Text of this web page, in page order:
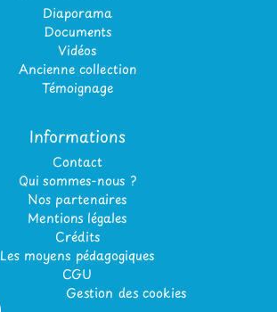
Diaporama
Documents
Vidéos
Ancienne collection
Témoignage
Informations
Contact
Qui sommes-nous ?
Nos partenaires
Mentions légales
Crédits
Les moyens pédagogiques
CGU
Gestion des cookies